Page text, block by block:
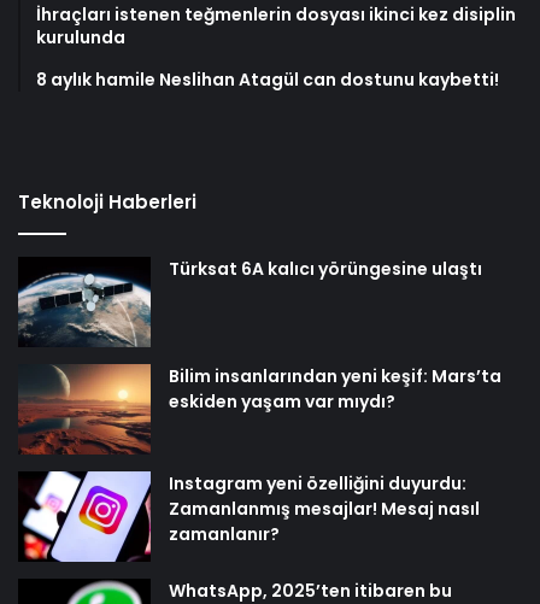
İhraçları istenen teğmenlerin dosyası ikinci kez disiplin
kurulunda
8 aylık hamile Neslihan Atagül can dostunu kaybetti!
Teknoloji Haberleri
Türksat 6A kalıcı yörüngesine ulaştı
Bilim insanlarından yeni keşif: Mars’ta
eskiden yaşam var mıydı?
Instagram yeni özelliğini duyurdu:
Zamanlanmış mesajlar! Mesaj nasıl
zamanlanır?
WhatsApp, 2025’ten itibaren bu